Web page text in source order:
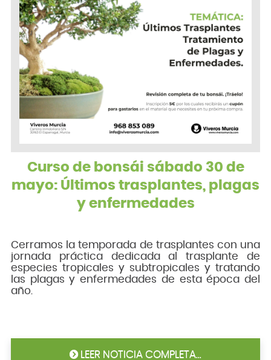
Curso de bonsái sábado 30 de
mayo: Últimos trasplantes, plagas
y enfermedades
Cerramos la temporada de trasplantes con una
jornada práctica dedicada al trasplante de
especies tropicales y subtropicales y tratando
las plagas y enfermedades de esta época del
año.
LEER NOTICIA COMPLETA...